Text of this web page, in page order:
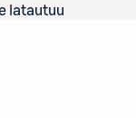
latautuu